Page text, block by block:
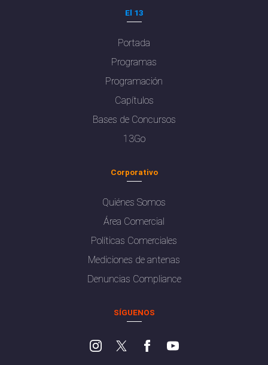
El 13
Portada
Programas
Programación
Capítulos
Bases de Concursos
13Go
Corporativo
Quiénes Somos
Área Comercial
Políticas Comerciales
Mediciones de antenas
Denuncias Compliance
SÍGUENOS